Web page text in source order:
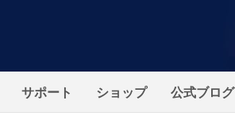
サポート ショップ 公式ブログ